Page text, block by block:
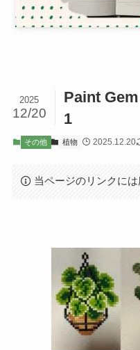
Paint
1
2025
12/20
その他 植物 2025.12.20
当ページのリンクには